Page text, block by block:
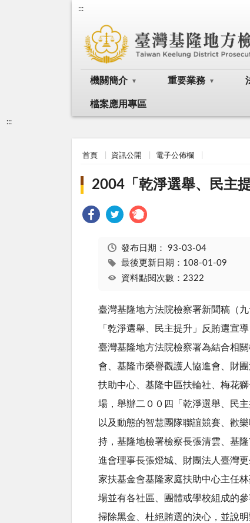
:::
機關簡介 重要業務
檔案應用專區
:::
首頁 資訊公開 電子公佈欄
2004「乾淨選舉、民主
發布日期： 93-03-04
最後更新日期：108-01-09
資料點閱次數：2322
臺灣基隆地方法院檢察署新
「乾淨選舉、民主提升」反賄
臺灣基隆地方法院檢察署為結合相
會、基隆市榮譽觀護人協進會、財
扶助中心、基隆中區扶輪社、梅花
場，舉辦二００四「乾淨選舉、民
以及動態的智慧團隊聯誼競賽、歡
持，基隆地檢署檢察長張清雲、基
進會理事長張燈城、財團法人臺灣
家扶基金會基隆家庭扶助中心主任
場並有各社區、團體或學校組成的
掃除黑金、杜絕賄選的決心，並說